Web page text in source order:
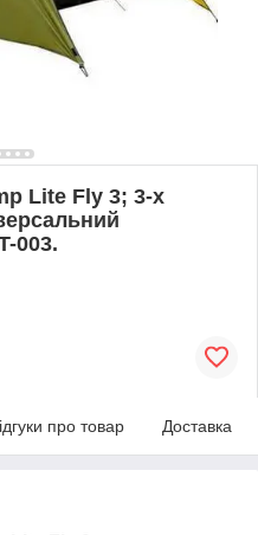
Lite Fly 3; 3-х
003.
про товар Доставка